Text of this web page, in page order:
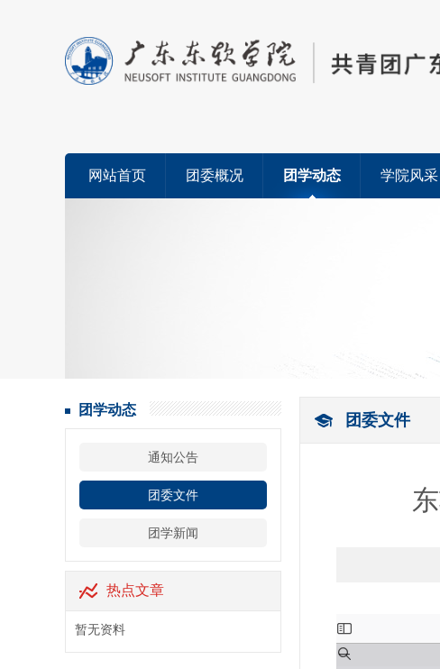
网站首页 团委概况 团学动态 学院风采
团学动态
通知公告
团委文件
团学新闻
热点文章
暂无资料
团委文件